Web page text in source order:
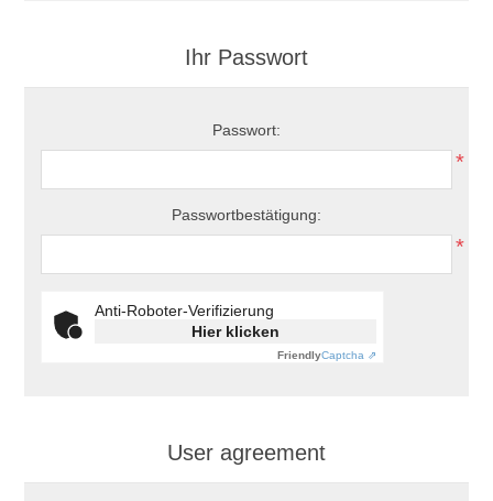
Ihr Passwort
Passwort:
*
Passwortbestätigung:
*
Anti-Roboter-Verifizierung
Hier klicken
FriendlyCaptcha ⇗
User agreement